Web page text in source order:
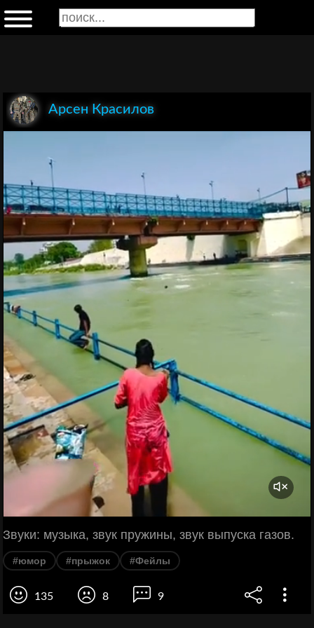
Арсен Красилов
Звуки: музыка, звук пружины, звук выпуска газов.
#юмор #прыжок #Фейлы
135 8 9